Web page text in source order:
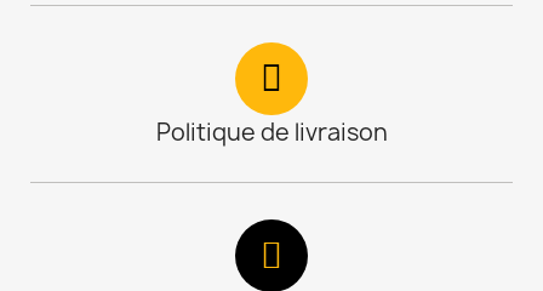
Politique de livraison